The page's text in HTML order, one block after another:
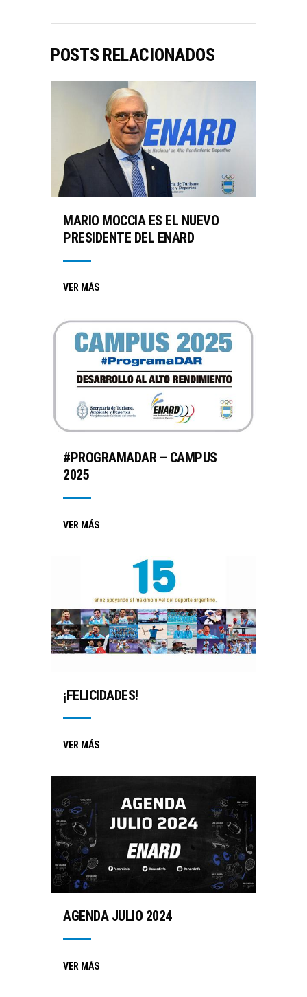
POSTS RELACIONADOS
MARIO MOCCIA ES EL NUEVO
PRESIDENTE DEL ENARD
VER MÁS
#PROGRAMADAR – CAMPUS
2025
VER MÁS
¡FELICIDADES!
VER MÁS
AGENDA JULIO 2024
VER MÁS